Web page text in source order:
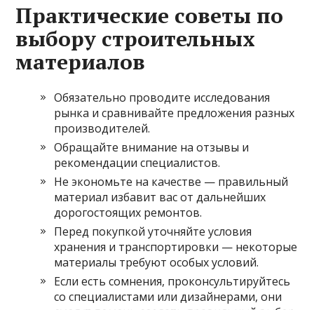
Практические советы по
выбору строительных
материалов
Обязательно проводите исследования
рынка и сравнивайте предложения разных
производителей.
Обращайте внимание на отзывы и
рекомендации специалистов.
Не экономьте на качестве — правильный
материал избавит вас от дальнейших
дорогостоящих ремонтов.
Перед покупкой уточняйте условия
хранения и транспортировки — некоторые
материалы требуют особых условий.
Если есть сомнения, проконсультируйтесь
со специалистами или дизайнерами, они